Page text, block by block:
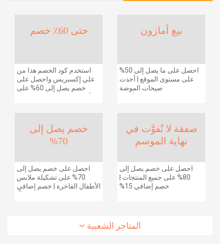
حتى 60٪ خصم
استخدم كود الخصم هذا من
علي إكسبريس واحصل على
خصم يصل إلى 60% على
الطلبات التي تزيد قيمتها عن
1425 ريالًا سعوديًا | شحن مج
بيع أمازون
احصل على ما يصل إلى 50%
على مستوى الموقع | أحدث
صيحات الموضة
خصم يصل إلى
70%
احصل على خصم يصل إلى
70% على تشكيلة ملابس
الأطفال الفاخرة | خصم إضافي
صفقة لا تُفوَّت في
نهاية الموسم
احصل على خصم يصل إلى
80% على جميع المنتجات |
خصم إضافي 15%
المتاجر الشعبية